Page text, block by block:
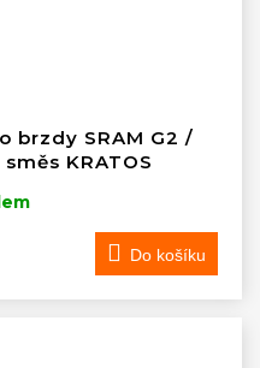
brzdy SRAM G2 /
KRATOS
Do košíku